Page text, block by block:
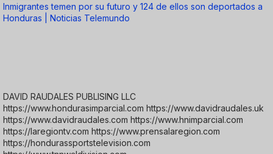
Inmigrantes temen por su futuro y 124 de ellos son deportados a
Honduras | Noticias Telemundo
DAVID RAUDALES PUBLISING LLC
https://www.hondurasimparcial.com https://www.davidraudales.uk
https://www.davidraudales.com https://www.hnimparcial.com
https://laregiontv.com https://www.prensalaregion.com
https://hondurassportstelevision.com